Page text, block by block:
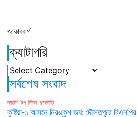
জাকারবার্গ
ক্যাটাগরি
ক্যাটাগরি
সর্বশেষ সংবাদ
জাতীয় টপ নিউজ রাজনীতি
কুষ্টিয়া-১ আসনে নিরঙ্কুশ জয়; দৌলতপুরে